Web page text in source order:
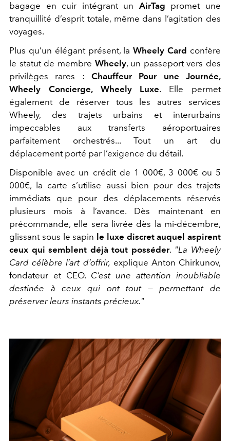
bagage en cuir intégrant un AirTag promet une
tranquillité d’esprit totale, même dans l’agitation des
voyages.
Plus qu’un élégant présent, laWheely Card confère
le statut de membre Wheely, un passeport vers des
privilèges rares : Chauffeur Pour une Journée,
Wheely Concierge, Wheely Luxe. Elle permet
également de réserver tous les autres services
Wheely, des trajets urbains et interurbains
impeccables aux transferts aéroportuaires
parfaitement orchestrés...Tout un art du
déplacement porté par l’exigence du détail.
Disponible avec un crédit de 1 000€, 3 000€ ou 5
000€, la carte s’utilise aussi bien pour des trajets
immédiats que pour des déplacements réservés
plusieurs mois à l’avance. Dès maintenant en
précommande, elle sera livrée dès la mi-décembre,
glissant sous le sapin le luxe discret auquel aspirent
ceux qui semblent déjà tout posséder. "La Wheely
Card célèbre l’art d’offrir, explique Anton Chirkunov,
fondateur et CEO. C’est une attention inoubliable
destinée à ceux qui ont tout — permettant de
préserver leurs instants précieux."